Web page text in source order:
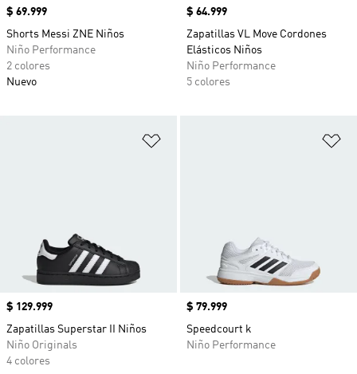
Precio
$ 69.999
Shorts Messi ZNE Niños
Niño Performance
2 colores
Nuevo
Precio
$ 64.999
Zapatillas VL Move Cordones
Elásticos Niños
Niño Performance
5 colores
Precio
$ 129.999
Zapatillas Superstar II Niños
Niño Originals
4 colores
Precio
$ 79.999
Speedcourt k
Niño Performance